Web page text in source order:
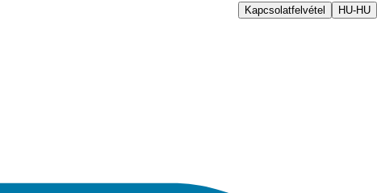
Kapcsolatfelvétel HU-HU